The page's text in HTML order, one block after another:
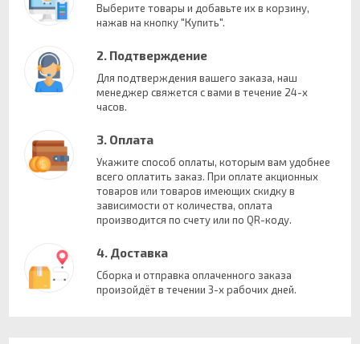
Выберите товары и добавьте их в корзину,
нажав на кнопку "Купить".
2. Подтверждение
Для подтверждения вашего заказа, наш
менеджер свяжется с вами в течение 24-х
часов.
3. Оплата
Укажите способ оплаты, которым вам удобнее
всего оплатить заказ. При оплате акционных
товаров или товаров имеющих скидку в
зависимости от количества, оплата
производится по счету или по QR-коду.
4. Доставка
Сборка и отправка оплаченного заказа
произойдёт в течении 3-х рабочих дней.